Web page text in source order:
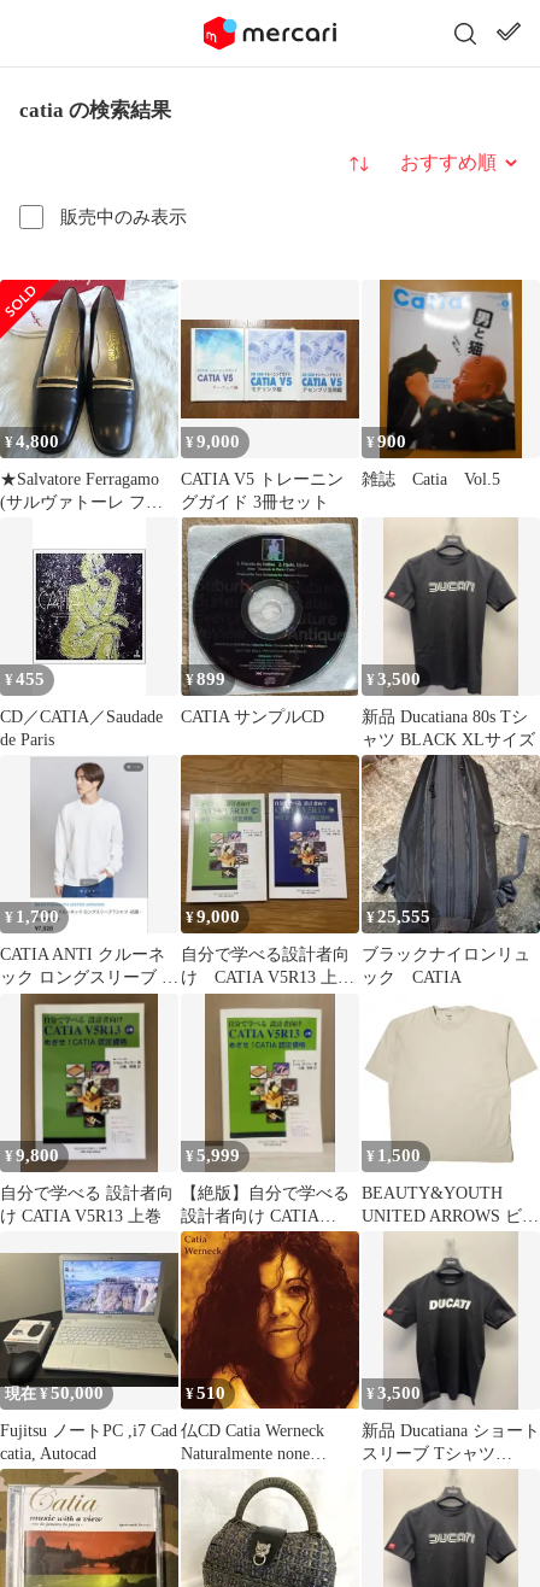
catia の検索結果
販売中のみ表示
並び替え
¥4,800
★Salvatore Ferragamo
(サルヴァトーレ フェ
パンプス ローヒール カ
ーフ レザー スクエアト
ゥ 7 24㎝ ブラック レ
ディース DE 41464
PAWNSHOPRiZ パウン
ショップリズ
¥9,000
CATIA V5 トレーニン
グガイド 3冊セット
¥900
雑誌 Catia Vol.5
¥455
CD／CATIA／Saudade
de Paris
¥899
CATIA サンプルCD
¥3,500
新品 Ducatiana 80s Tシ
ャツ BLACK XLサイズ
¥ 1,700
CATIA ANTI クルーネ
ック ロングスリーブ T
シャツ -抗菌防臭機能
¥9,000
自分で学べる設計者向
け CATIA V5R13 上
¥25,555
ブラックナイロンリュ
ック CATIA
¥9,800
自分で学べる 設計者向
け CATIA V5R13 上巻
¥5,999
【絶版】自分で学べる
設計者向け CATIA
V5R13 上巻
¥ 1,500
BEAUTY&YOUTH
UNITED ARROWS ビュ
ーティーアンドユース
ユナイテッドアローズ
抗菌防臭加工 CATIA T
シャツ 1217-105-1989 L
BEIGE 半袖 トップス
g20064
現在 ¥50,000
Fujitsu ノートPC ,i7 Cad
catia, Autocad
¥510
仏CD Catia Werneck
Naturalmente none
Pygmalion Records
¥3,500
新品 Ducatiana ショート
スリーブ Tシャツ